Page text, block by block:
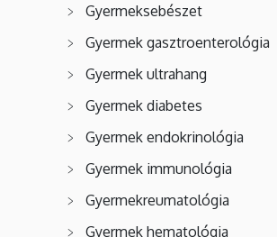
Gyermeksebészet
Gyermek gasztroenterológia
Gyermek ultrahang
Gyermek diabetes
Gyermek endokrinológia
Gyermek immunológia
Gyermekreumatológia
Gyermek hematológia